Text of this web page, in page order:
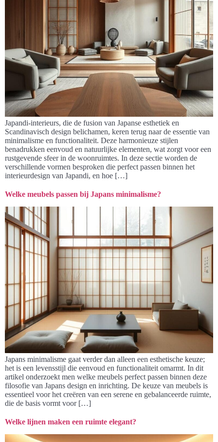
Japandi-interieurs, die de fusion van Japanse esthetiek en
Scandinavisch design belichamen, keren terug naar de essentie van
minimalisme en functionaliteit. Deze harmonieuze stijlen
benadrukken eenvoud en natuurlijke elementen, wat zorgt voor een
rustgevende sfeer in de woonruimtes. In deze sectie worden de
verschillende vormen besproken die perfect passen binnen het
interieurdesign van Japandi, en hoe […]
Welke meubels passen bij Japans minimalisme?
Japans minimalisme gaat verder dan alleen een esthetische keuze;
het is een levensstijl die eenvoud en functionaliteit omarmt. In dit
artikel onderzoekt men welke meubels perfect passen binnen deze
filosofie van Japans design en inrichting. De keuze van meubels is
essentieel voor het creëren van een serene en gebalanceerde ruimte,
die de basis vormt voor […]
Welke lijnen maken een ruimte elegant?